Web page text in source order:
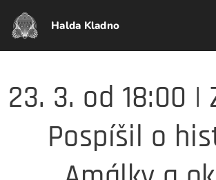
Halda Kladno
23. 3. od 18:00 |
Pospíšil o